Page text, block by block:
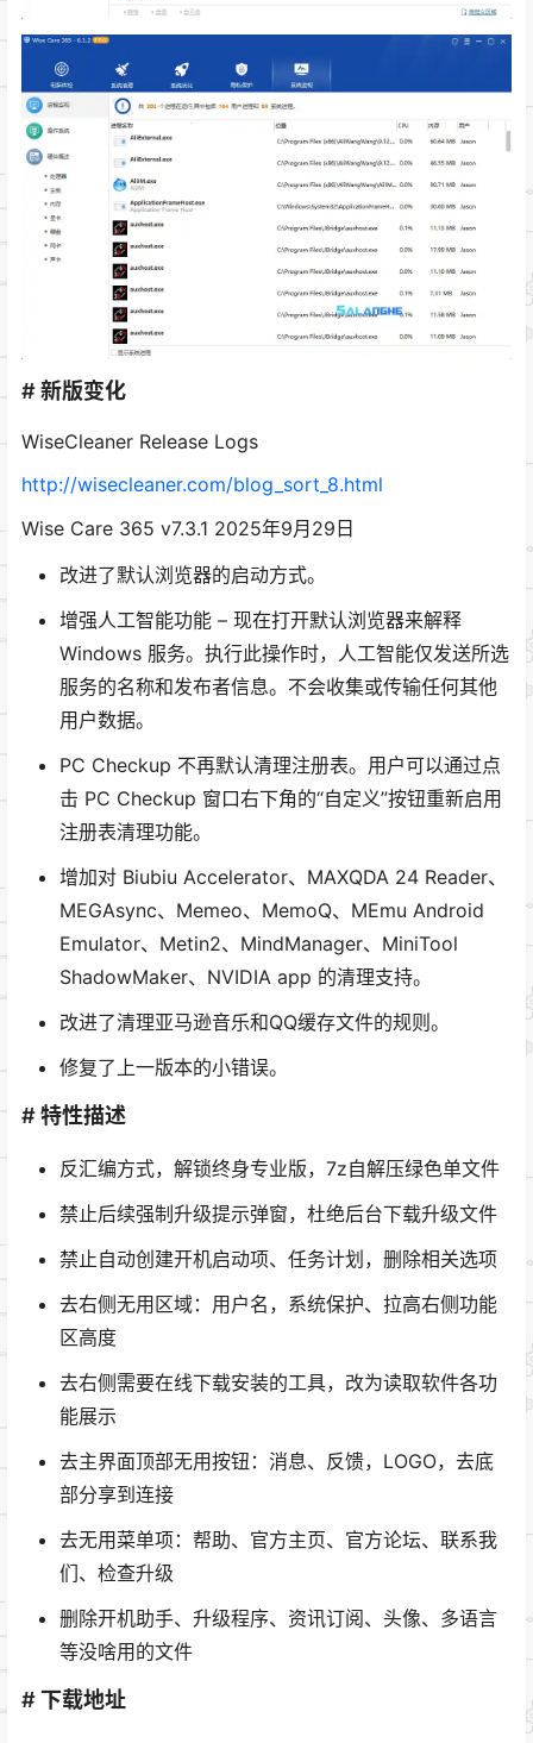
# 新版变化
WiseCleaner Release Logs
http://wisecleaner.com/blog_sort_8.html
Wise Care 365 v7.3.1 2025年9月29日
改进了默认浏览器的启动方式。
增强人工智能功能 – 现在打开默认浏览器来解释
Windows 服务。执行此操作时，人工智能仅发送所选
服务的名称和发布者信息。不会收集或传输任何其他
用户数据。
PC Checkup 不再默认清理注册表。用户可以通过点
击 PC Checkup 窗口右下角的“自定义”按钮重新启用
注册表清理功能。
增加对 Biubiu Accelerator、MAXQDA 24 Reader、
MEGAsync、Memeo、MemoQ、MEmu Android
Emulator、Metin2、MindManager、MiniTool
ShadowMaker、NVIDIA app 的清理支持。
改进了清理亚马逊音乐和QQ缓存文件的规则。
修复了上一版本的小错误。
# 特性描述
反汇编方式，解锁终身专业版，7z自解压绿色单文件
禁止后续强制升级提示弹窗，杜绝后台下载升级文件
禁止自动创建开机启动项、任务计划，删除相关选项
去右侧无用区域：用户名，系统保护、拉高右侧功能
区高度
去右侧需要在线下载安装的工具，改为读取软件各功
能展示
去主界面顶部无用按钮：消息、反馈，LOGO，去底
部分享到连接
去无用菜单项：帮助、官方主页、官方论坛、联系我
们、检查升级
删除开机助手、升级程序、资讯订阅、头像、多语言
等没啥用的文件
# 下载地址